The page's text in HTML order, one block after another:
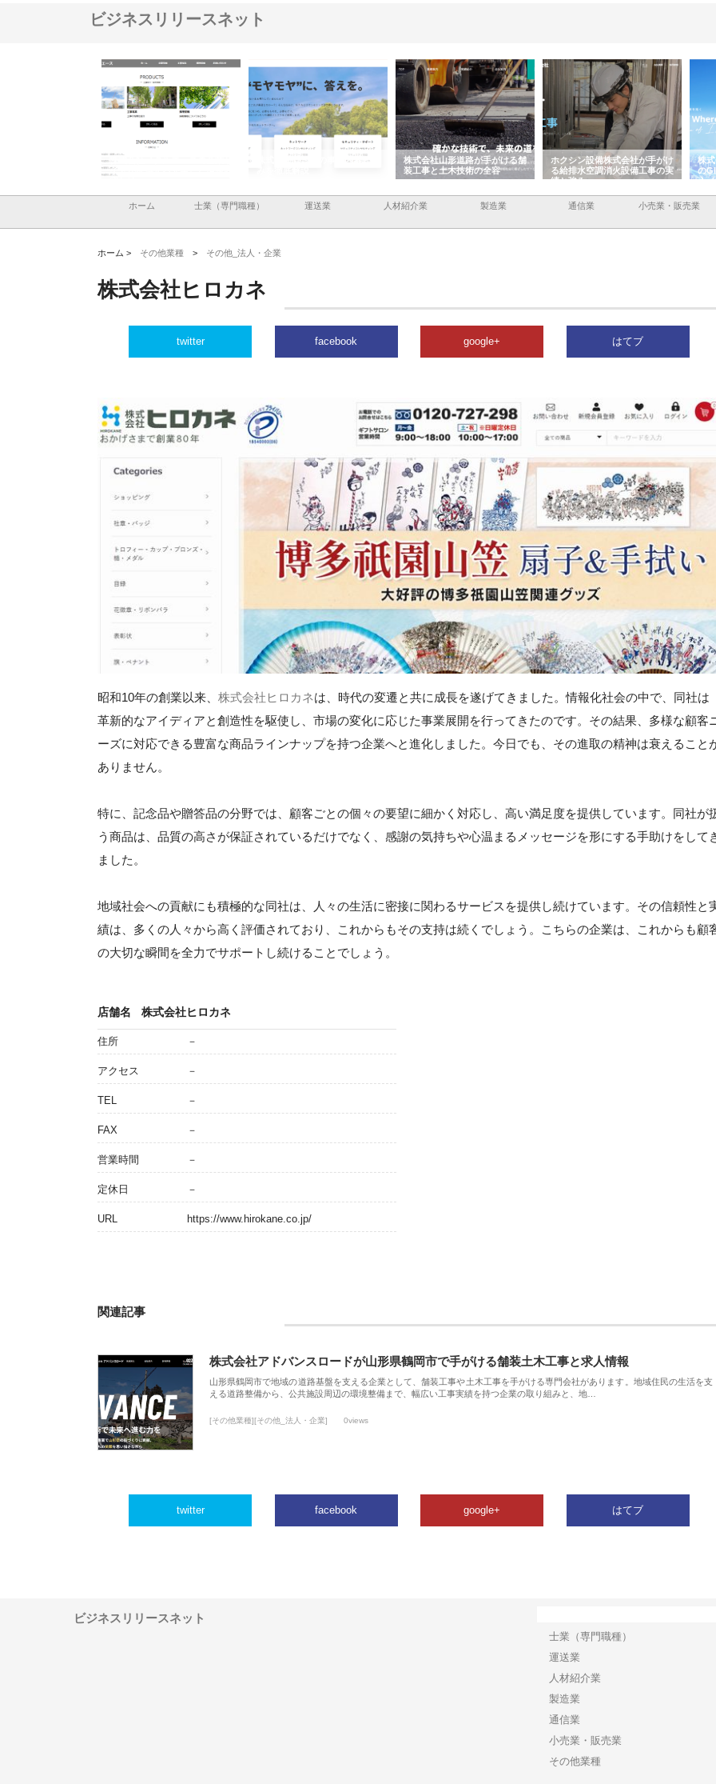
ビジネスリリースネット
イトが提供する充実した情報内
株式会社ＣＳＡの事業内容と強
株式会社山形道路が手がける舗
装工事と土木技術の全容
ホクシン設備株式会社が手がけ
る給排水空調消火設備工事の実
績と強み
株
の
入
ホーム 士業（専門職種） 運送業 人材紹介業 製造業 通信業 小売業・販売業
ホーム > その他業種 > その他_法人・企業
株式会社ヒロカネ
twitter facebook google+ はてブ
昭和10年の創業以来、 株式会社ヒロカネは、時代の変遷と共に成長を遂げてきました。情報化社会の中で、同社は
革新的なアイディアと創造性を駆使し、市場の変化に応じた事業展開を行ってきたのです。その結果、多様な顧客
ーズに対応できる豊富な商品ラインナップを持つ企業へと進化しました。今日でも、その進取の精神は衰えること
ありません。
特に、記念品や贈答品の分野では、顧客ごとの個々の要望に細かく対応し、高い満足度を提供しています。同社が
う商品は、品質の高さが保証されているだけでなく、感謝の気持ちや心温まるメッセージを形にする手助けをして
ました。
地域社会への貢献にも積極的な同社は、人々の生活に密接に関わるサービスを提供し続けています。その信頼性と
績は、多くの人々から高く評価されており、これからもその支持は続くでしょう。こちらの企業は、これからも顧
の大切な瞬間を全力でサポートし続けることでしょう。
店舗名 株式会社ヒロカネ
住所 －
アクセス －
TEL －
FAX －
営業時間 －
定休日 －
URL https://www.hirokane.co.jp/
関連記事
株式会社アドバンスロードが山形県鶴岡市で手がける舗装土木工事と求人情報
山形県鶴岡市で地域の道路基盤を支える企業として、舗装工事や土木工事を手がける専門会社があります。地域住民の生活を支
える道路整備から、公共施設周辺の環境整備まで、幅広い工事実績を持つ企業の取り組みと、地…
[その他業種][その他_法人・企業] 0views
twitter facebook google+ はてブ
ビジネスリリースネット
士業（専門職種）
運送業
人材紹介業
製造業
通信業
小売業・販売業
その他業種